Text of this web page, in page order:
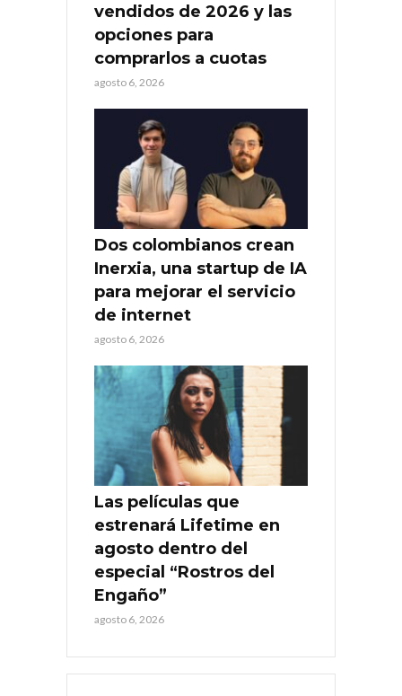
vendidos de 2026 y las
opciones para
comprarlos a cuotas
agosto 6, 2026
Dos colombianos crean
Inerxia, una startup de IA
para mejorar el servicio
de internet
agosto 6, 2026
Las películas que
estrenará Lifetime en
agosto dentro del
especial “Rostros del
Engaño”
agosto 6, 2026